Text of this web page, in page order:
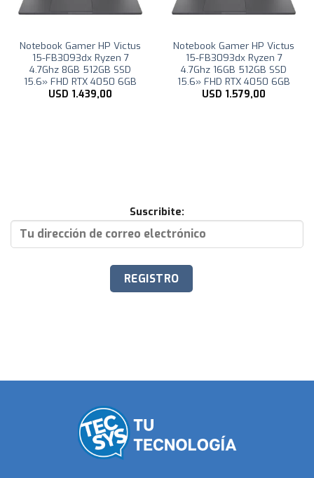
Notebook Gamer HP Victus
15-FB3093dx Ryzen 7
4.7Ghz 8GB 512GB SSD
15.6» FHD RTX 4050 6GB
USD 1.439,00
Notebook Gamer HP Victus
15-FB3093dx Ryzen 7
4.7Ghz 16GB 512GB SSD
15.6» FHD RTX 4050 6GB
USD 1.579,00
Suscribite: